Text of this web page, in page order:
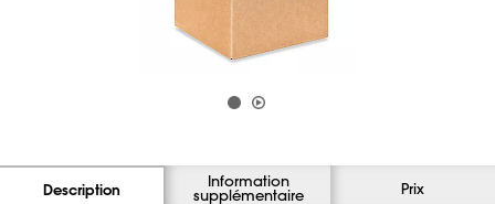
Description Information
supplémentaire Prix